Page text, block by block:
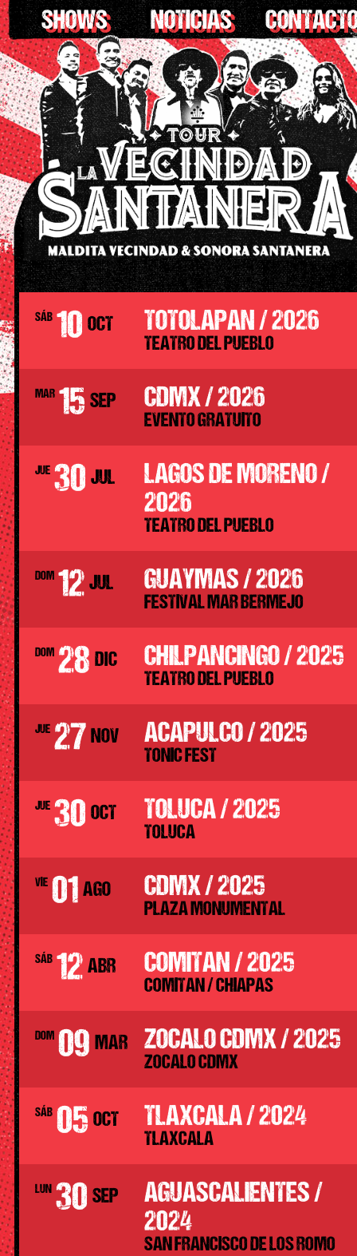
SHOWS NOTICIAS
SÁB 10 OCT TOTOLAPAN / 2026
TEATRO DEL PUEBLO
MAR 15 SEP CDMX / 2026
EVENTO GRATUITO
JUE 30 JUL
LAGOS DE MORENO /
2026
TEATRO DEL PUEBLO
DOM 12 JUL GUAYMAS / 2026
FESTIVAL MAR BERMEJO
DOM 28 DIC CHILPANCINGO / 2025
TEATRO DEL PUEBLO
JUE 27 NOV ACAPULCO / 2025
TONIC FEST
JUE 30 OCT TOLUCA / 2025
TOLUCA
VIE 01 AGO CDMX / 2025
PLAZA MONUMENTAL
SÁB 12 ABR COMITAN / 2025
COMITAN / CHIAPAS
DOM 09 MAR ZOCALO CDMX / 2025
ZOCALO CDMX
SÁB 05 OCT TLAXCALA / 2024
TLAXCALA
LUN 30 SEP
AGUASCALIENTES /
2024
SAN FRANCISCO DE LOS ROMO